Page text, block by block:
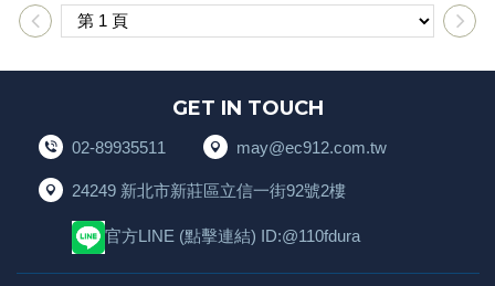
GET IN TOUCH
02-89935511 may@ec912.com.tw
24249 新北市新莊區立信一街92號2樓
官方LINE (點擊連結) ID:@110fdura